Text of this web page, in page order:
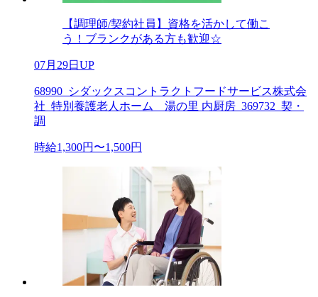
【調理師/契約社員】資格を活かして働こ
う！ブランクがある方も歓迎☆
07月29日UP
68990_シダックスコントラクトフードサービス株式会
社_特別養護老人ホーム 湯の里 内厨房_369732_契・
調
時給1,300円〜1,500円